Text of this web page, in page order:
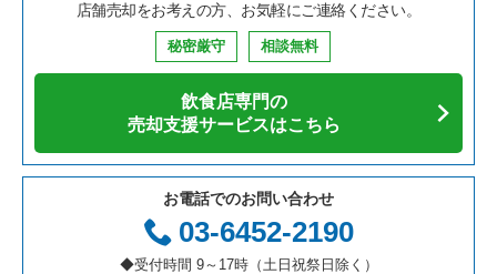
店舗売却をお考えの方、お気軽にご連絡ください。
秘密厳守 相談無料
飲食店専門の
売却支援サービスはこちら
お電話でのお問い合わせ
03-6452-2190
◆受付時間 9～17時（土日祝祭日除く）